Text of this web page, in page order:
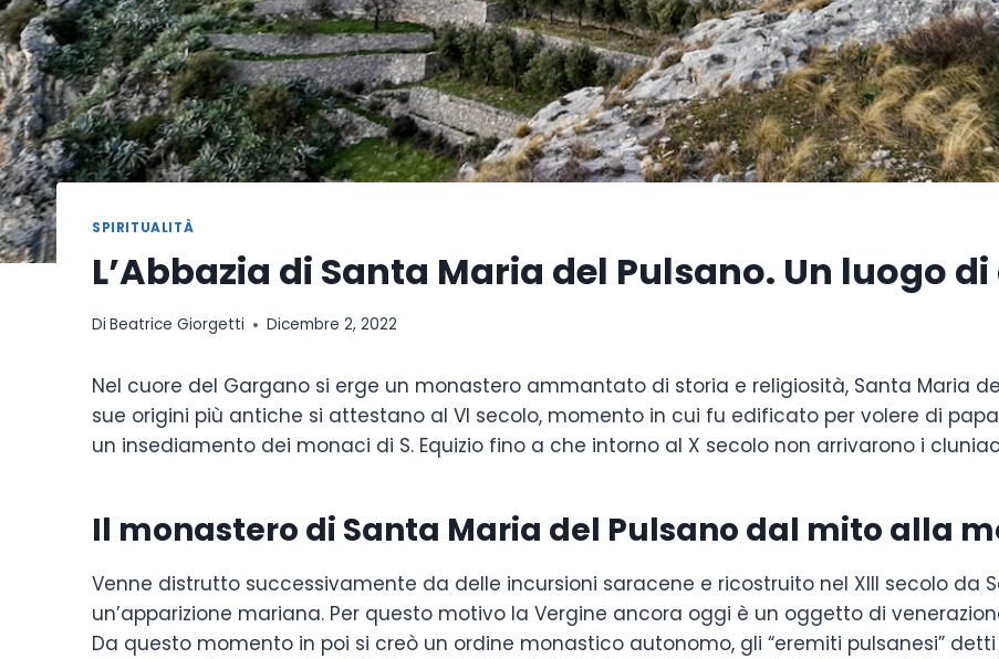
SPIRITUALITÀ
L’Abbazia di Santa Maria del Pulsano. Un luogo
Di Beatrice Giorgetti Dicembre 2, 2022
Nel cuore del Gargano si erge un monastero ammantato di storia e religiosità, Santa Maria
sue origini più antiche si attestano al VI secolo, momento in cui fu edificato per volere di
un insediamento dei monaci di S. Equizio fino a che intorno al X secolo non arrivarono i
Il monastero di Santa Maria del Pulsano dal mito alla
Venne distrutto successivamente da delle incursioni saracene e ricostruito nel XIII secolo da
un’apparizione mariana. Per questo motivo la Vergine ancora oggi è un oggetto di
Da questo momento in poi si creò un ordine monastico autonomo, gli “eremiti pulsanesi”